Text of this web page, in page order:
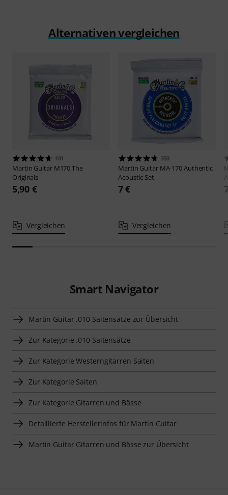
Alternativen vergleichen
101
Martin Guitar M170 The
Originals
5,90 €
Vergleichen
353
Martin Guitar MA-170 Authentic
Acoustic Set
7 €
Vergleichen
Smart Navigator
Martin Guitar .010 Saitensätze zur Übersicht
Zur Kategorie .010 Saitensätze
Zur Kategorie Westerngitarren Saiten
Zur Kategorie Saiten
Zur Kategorie Gitarren und Bässe
Detaillierte Herstellerinfos für Martin Guitar
Martin Guitar Gitarren und Bässe zur Übersicht